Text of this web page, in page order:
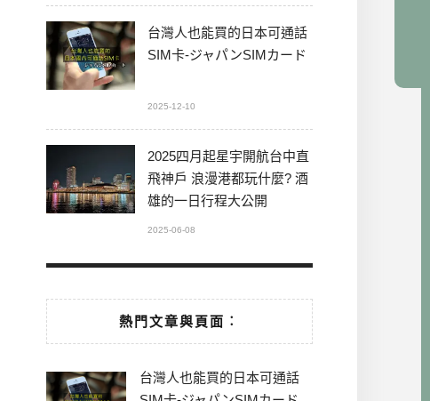
台灣人也能買的日本可通話
SIM卡-ジャパンSIMカード
2025-12-10
2025四月起星宇開航台中直
飛神戶 浪漫港都玩什麼? 酒
雄的一日行程大公開
2025-06-08
熱門文章與頁面︰
台灣人也能買的日本可通話